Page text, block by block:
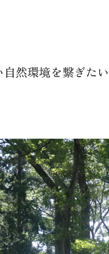
業
支援サービス
ト企画・運営
然環境を繋ぎたい